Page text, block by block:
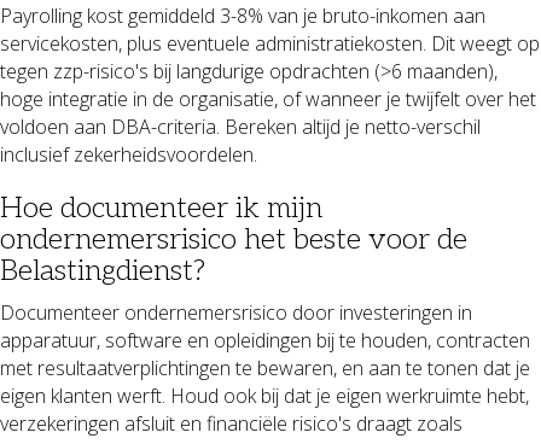
Payrolling kost gemiddeld 3-8% van je bruto-inkomen aan
servicekosten, plus eventuele administratiekosten. Dit weegt op
tegen zzp-risico's bij langdurige opdrachten (>6 maanden),
hoge integratie in de organisatie, of wanneer je twijfelt over het
voldoen aan DBA-criteria. Bereken altijd je netto-verschil
inclusief zekerheidsvoordelen.
Hoe documenteer ik mijn
ondernemersrisico het beste voor de
Belastingdienst?
Documenteer ondernemersrisico door investeringen in
apparatuur, software en opleidingen bij te houden, contracten
met resultaatverplichtingen te bewaren, en aan te tonen dat je
eigen klanten werft. Houd ook bij dat je eigen werkruimte hebt,
verzekeringen afsluit en financiële risico's draagt zoals